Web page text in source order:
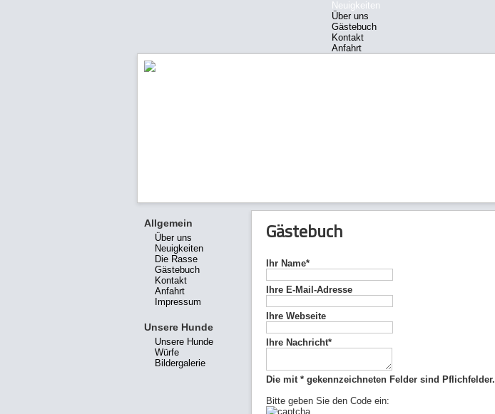
Neuigkeiten
Über uns
Gästebuch
Kontakt
Anfahrt
Allgemein
Über uns
Neuigkeiten
Die Rasse
Gästebuch
Kontakt
Anfahrt
Impressum
Unsere Hunde
Unsere Hunde
Würfe
Bildergalerie
Gästebuch
Ihr Name*
Ihre E-Mail-Adresse
Ihre Webseite
Ihre Nachricht*
Die mit * gekennzeichneten Felder sind Pflichfelder.
Bitte geben Sie den Code ein: